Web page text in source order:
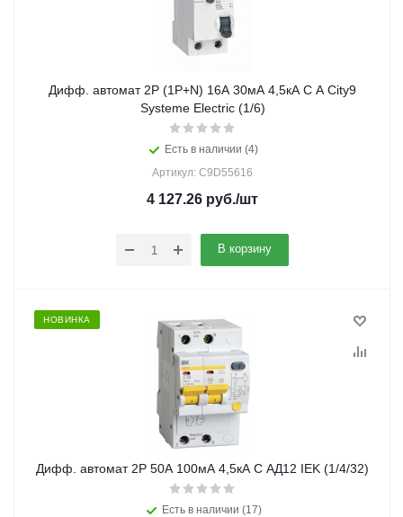
Дифф. автомат 2Р (1Р+N) 16А 30мА 4,5кА С A City9
Systeme Electric (1/6)
Есть в наличии (4)
Артикул: C9D55616
4 127.26 руб./шт
В корзину
НОВИНКА
Дифф. автомат 2Р 50А 100мА 4,5кА С АД12 IEK (1/4/32)
Есть в наличии (17)